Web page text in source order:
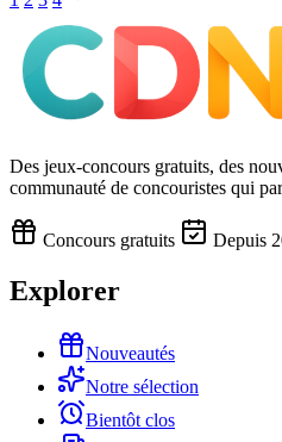
Des jeux-concours gratuits, des
communauté de concouristes qui
Concours gratuits Depuis
Explorer
Nouveautés
Notre sélection
Bientôt clos